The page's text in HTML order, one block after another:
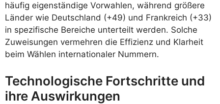
häufig eigenständige Vorwahlen, während größere
Länder wie Deutschland (+49) und Frankreich (+33)
in spezifische Bereiche unterteilt werden. Solche
Zuweisungen vermehren die Effizienz und Klarheit
beim Wählen internationaler Nummern.
Technologische Fortschritte und
ihre Auswirkungen